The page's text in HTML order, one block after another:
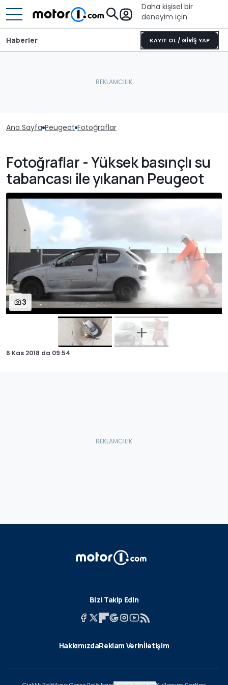
Daha kişisel bir
deneyim için
KAYIT OL / GİRİŞ YAP
Haberler
Ana Sayfa Peugeot Fotoğraflar
Fotoğraflar - Yüksek basınçlı su
tabancası ile yıkanan Peugeot
3
6 Kas 2018 da 09:54
Bizi Takip Edin
HakkımızdaReklam Verinİletişim